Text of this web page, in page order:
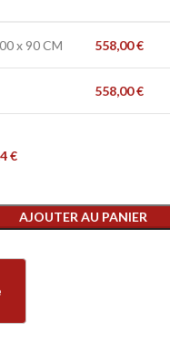
x 90 CM 558,00€
558,00€
€
AJOUTER AU PANIER